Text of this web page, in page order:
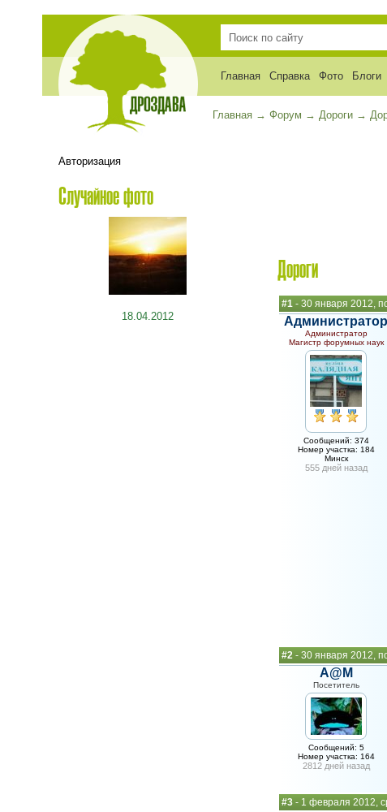
Главная Справка Фото Блоги
Авторизация
Главная → Форум → Дороги →
Случайное фото
18.04.2012
Дороги
#1 - 30 января 2012,
Администратор
Администратор
Магистр форумных наук
Сообщений: 374
Номер участка: 184
Минск
555 дней назад
#2 - 30 января 2012,
A@M
Посетитель
Сообщений: 5
Номер участка: 164
2812 дней назад
#3 - 1 февраля 2012,